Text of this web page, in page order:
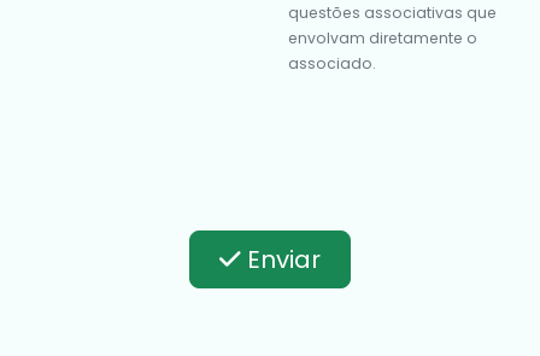
questões associativas que
envolvam diretamente o
associado.
Enviar